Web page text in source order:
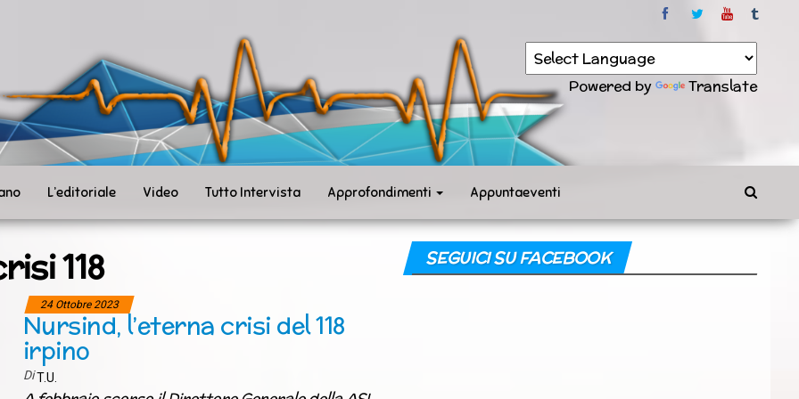
Powered by Translate
L’editoriale Video Tutto Intervista Approfondimenti Appuntaeventi
118
24 Ottobre 2023
Nursind, l’eterna crisi del 118
irpino
Di T.U.
SEGUICI SU FACEBOOK